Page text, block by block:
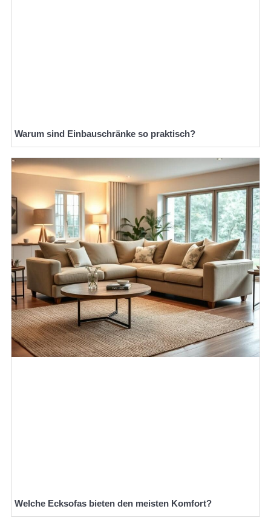
Warum sind Einbauschränke so praktisch?
Welche Ecksofas bieten den meisten Komfort?